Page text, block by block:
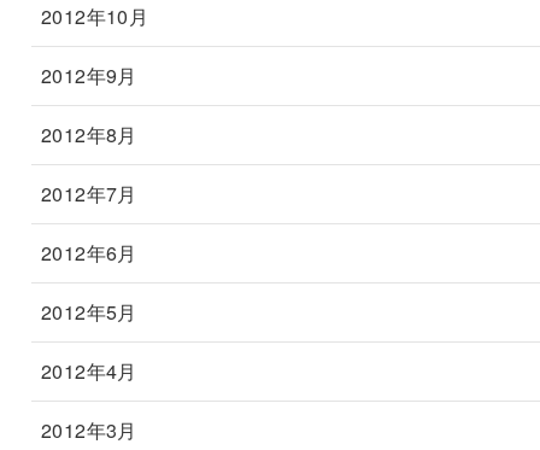
2012年10月
2012年9月
2012年8月
2012年7月
2012年6月
2012年5月
2012年4月
2012年3月